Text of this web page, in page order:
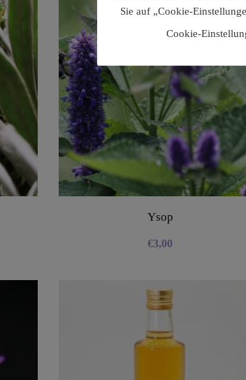
Ysop
€3,00
Sie auf „Cookie-
Cookie-